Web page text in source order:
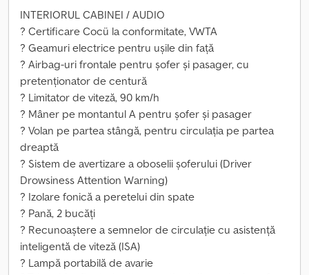
INTERIORUL CABINEI / AUDIO
? Certificare Cocü la conformitate, VWTA
? Geamuri electrice pentru ușile din față
? Airbag-uri frontale pentru șofer și pasager, cu
pretenționator de centură
? Limitator de viteză, 90 km/h
? Mâner pe montantul A pentru șofer și pasager
? Volan pe partea stângă, pentru circulația pe partea
dreaptă
? Sistem de avertizare a oboselii șoferului (Driver
Drowsiness Attention Warning)
? Izolare fonică a peretelui din spate
? Pană, 2 bucăți
? Recunoaștere a semnelor de circulație cu asistență
inteligentă de viteză (ISA)
? Lampă portabilă de avarie